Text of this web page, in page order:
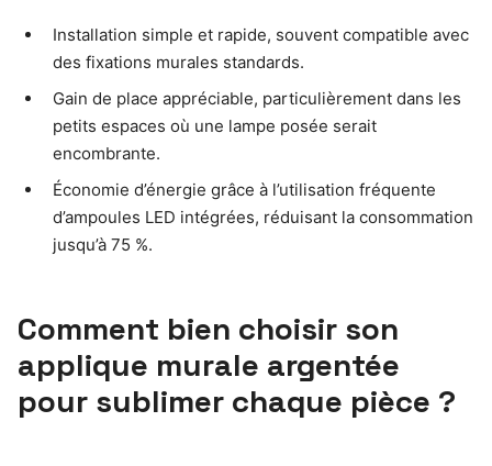
Installation simple et rapide, souvent compatible avec
des fixations murales standards.
Gain de place appréciable, particulièrement dans les
petits espaces où une lampe posée serait
encombrante.
Économie d’énergie grâce à l’utilisation fréquente
d’ampoules LED intégrées, réduisant la consommation
jusqu’à 75 %.
Comment bien choisir son
applique murale argentée
pour sublimer chaque pièce ?